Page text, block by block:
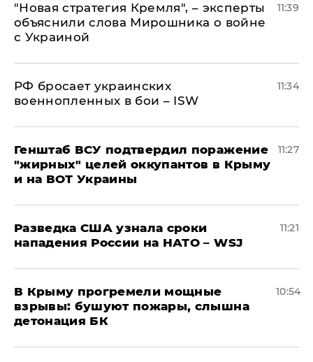
"Новая стратегия Кремля", – эксперты
объяснили слова Мирошника о войне
с Украиной
11:39
РФ бросает украинских
военнопленных в бои – ISW
11:34
Генштаб ВСУ подтвердил поражение
"жирных" целей оккупантов в Крыму
и на ВОТ Украины
11:27
Разведка США узнала сроки
нападения России на НАТО – WSJ
11:21
В Крыму прогремели мощные
взрывы: бушуют пожары, слышна
детонация БК
10:54